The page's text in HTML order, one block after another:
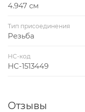
4.947 см
Тип присоединения
Резьба
НС-код
НС-1513449
Отзывы